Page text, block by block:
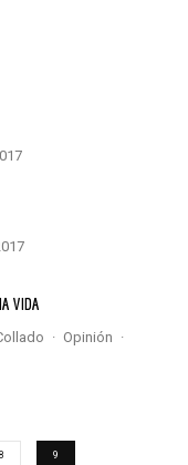
VIDA
· Opinión ·
8 9